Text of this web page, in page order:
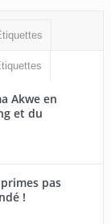
Akwe en
et du
pas
!